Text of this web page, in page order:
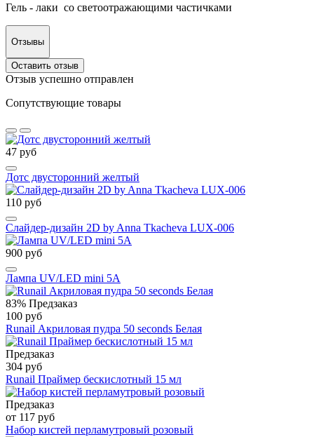
Гель - лаки со светоотражающими частичками
Отзывы
Оставить отзыв
Отзыв успешно отправлен
Сопутствующие товары
47 руб
Дотс двусторонний желтый
110 руб
Слайдер-дизайн 2D by Anna Tkacheva LUX-006
900 руб
Лампа UV/LED mini 5A
83% Предзаказ
100 руб
Runail Акриловая пудра 50 seconds Белая
Предзаказ
304 руб
Runail Праймер бескислотный 15 мл
Предзаказ
от 117 руб
Набор кистей перламутровый розовый